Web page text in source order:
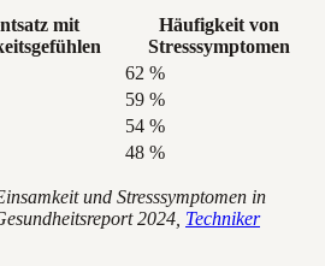
mit
Häufigkeit von
Stresssymptomen
62 %
59 %
54 %
48 %
und Stresssymptomen in
2024, Techniker